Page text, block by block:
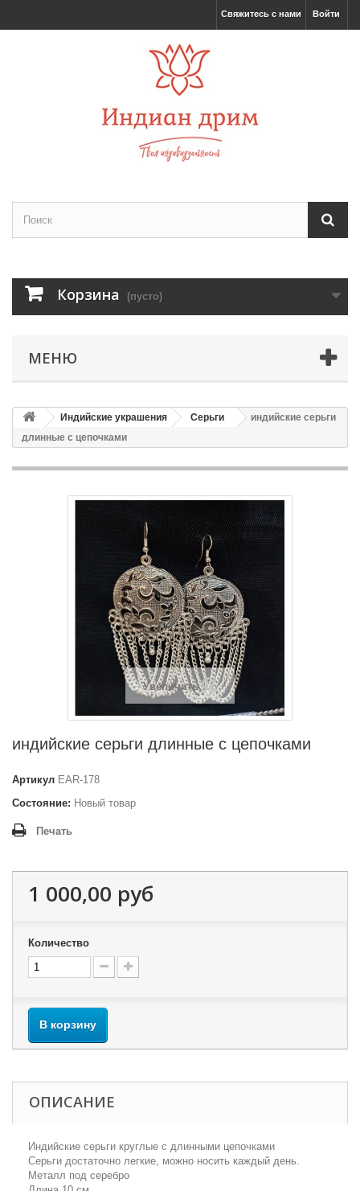
Войти
Свяжитесь с нами
Корзина (пусто)
МЕНЮ
Индийские украшения Серьги
индийские серьги
длинные с цепочками
Увеличить
индийские серьги длинные с цепочками
Артикул EAR-178
Состояние: Новый товар
Печать
1 000,00 руб
Количество
В корзину
ОПИСАНИЕ
Индийские серьги круглые с длинными цепочками
Серьги достаточно легкие, можно носить каждый день.
Металл под серебро